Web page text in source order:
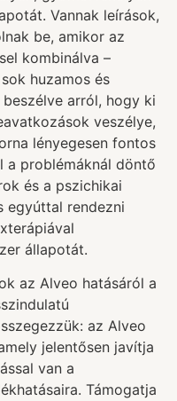
Vannak leírások,
be, amikor az
kombinálva –
huzamos és
arról, hogy ki
veszélye,
lényegesen fontos
a problémáknál döntő
és a pszichikai
egyúttal rendezni
állapotát.
az Alveo hatásáról a
az Alveo
jelentősen javítja
van a
Támogatja